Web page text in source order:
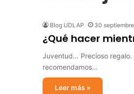
Blog UDLAP 30
¿Qué hacer
Juventud… Precioso regalo.
recomendamos…
Leer más »